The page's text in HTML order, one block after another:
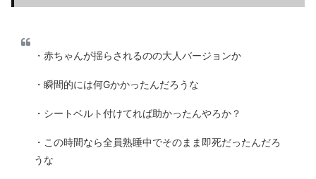
・赤ちゃんが揺らされるのの大人バージョンか
・瞬間的には何Gかかったんだろうな
・シートベルト付けてれば助かったんやろか？
・この時間なら全員熟睡中でそのまま即死だったんだろ
うな